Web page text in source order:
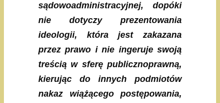
sądowoadministracyjnej, dopóki
nie dotyczy prezentowania
ideologii, która jest zakazana
przez prawo i nie ingeruje swoją
treścią w sferę publicznoprawną,
kierując do innych podmiotów
nakaz wiążącego postępowania,